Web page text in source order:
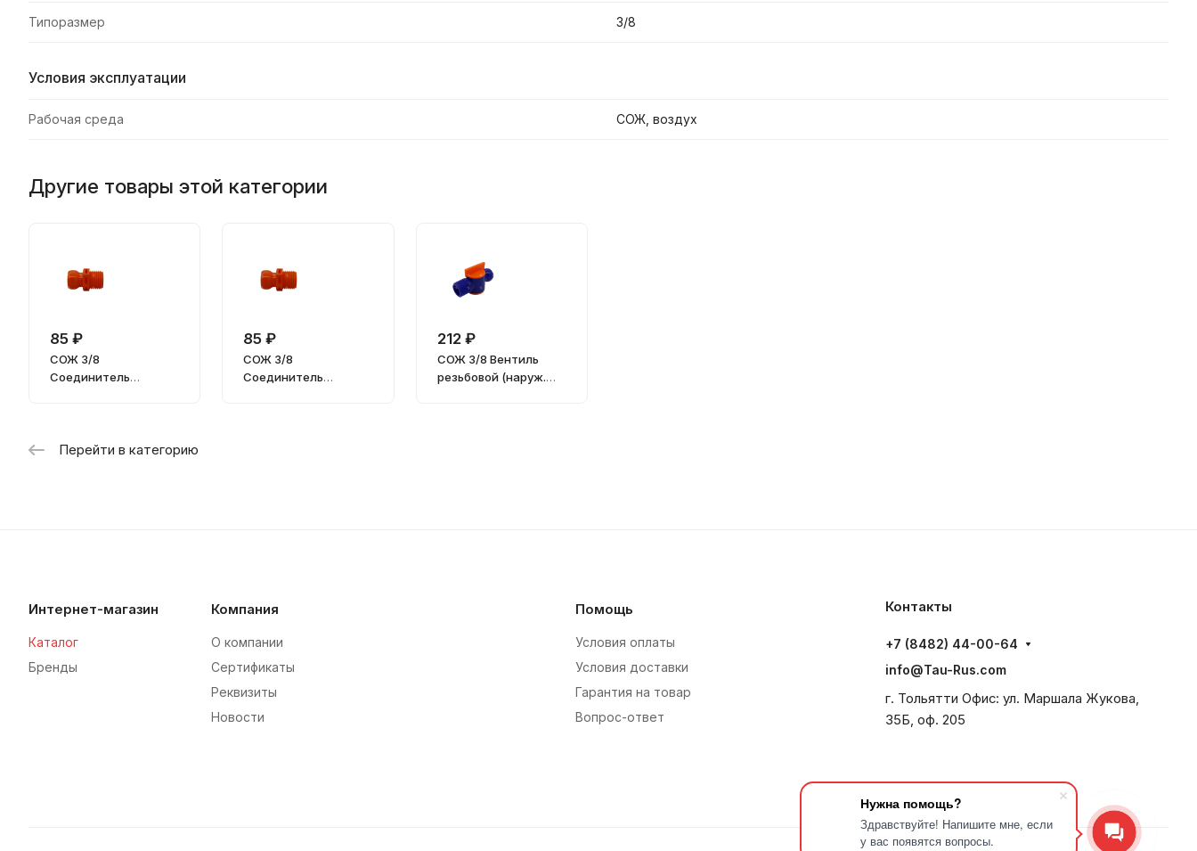
Нужна помощь?
Здравствуйте! Напишите мне, если
у вас появятся вопросы.
Типоразмер 3/8
Условия эксплуатации
Рабочая среда СОЖ, воздух
Другие товары этой категории
85 ₽
СОЖ 3/8
Соединитель
85 ₽
СОЖ 3/8
Соединитель
212 ₽
СОЖ 3/8 Вентиль
резьбовой (наруж.
Перейти в категорию
Интернет-магазин
Каталог
Бренды
Компания
О компании
Сертификаты
Реквизиты
Новости
Помощь
Условия оплаты
Условия доставки
Гарантия на товар
Вопрос-ответ
Контакты
+7 (8482) 44-00-64
info@Tau-Rus.com
г. Тольятти Офис: ул. Маршала Жукова,
35Б, оф. 205